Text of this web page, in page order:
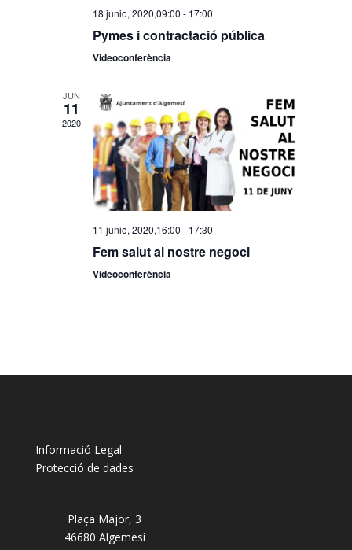
18 junio, 2020,09:00 - 17:00
Pymes i contractació pública
Videoconferència
JUN
11
2020
11 junio, 2020,16:00 - 17:30
Fem salut al nostre negoci
Videoconferència
Informació Legal
Protecció de dades
Plaça Major, 3
46680 Algemesí